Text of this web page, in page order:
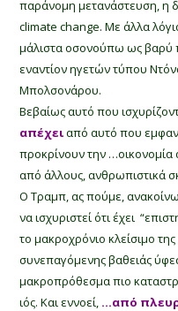
παράνομη μετανάστευση, η
climate change. Με άλλα
μάλιστα οσονούπω ως βαρύ
εναντίον ηγετών τύπου
Μπολσονάρου.
Βεβαίως αυτό που
απέχειαπό αυτό που
προκρίνουν την …οικονομία
από άλλους, ανθρωπιστικά
Ο Τραμπ, ας πούμε,
να ισχυριστεί ότι έχει
το μακροχρόνιο κλείσιμο
συνεπαγόμενης βαθειάς
μακροπρόθεσμα πιο
ιός. Και εννοεί, …από